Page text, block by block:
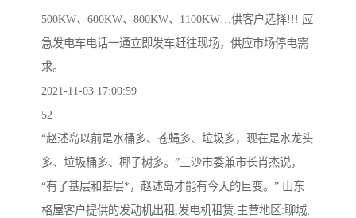
500KW、600KW、800KW、1100KW…供客户选择!!! 应
急发电车电话一通立即发车赶往现场，供应市场停电需
求。
2021-11-03 17:00:59
52
“赵述岛以前是水桶多、苍蝇多、垃圾多，现在是水龙头
多、垃圾桶多、椰子树多。”三沙市委兼市长肖杰说，
“有了基层和基层*，赵述岛才能有今天的巨变。” 山东
格屋客户提供的发动机出租,发电机租赁.主营地区:聊城,